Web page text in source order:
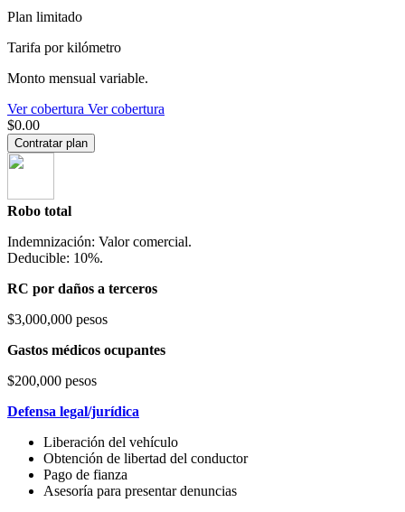
Plan limitado
Tarifa por kilómetro
Monto mensual variable.
Ver cobertura Ver cobertura
$0.00
Contratar plan
Robo total
Indemnización: Valor comercial.
Deducible: 10%.
RC por daños a terceros
$3,000,000 pesos
Gastos médicos ocupantes
$200,000 pesos
Defensa legal/jurídica
Liberación del vehículo
Obtención de libertad del conductor
Pago de fianza
Asesoría para presentar denuncias